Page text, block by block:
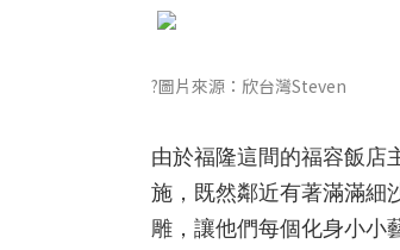
?圖片來源：欣台灣Steven
由於福隆這間的福容飯店
施，既然鄰近有著滿滿細
雕，讓他們每個化身小小